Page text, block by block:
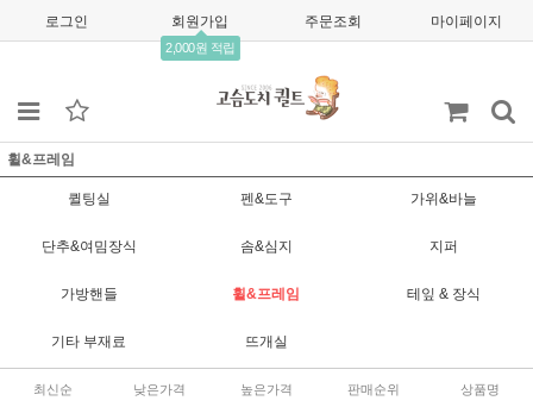
로그인 회원가입
2,000원 적립
주문조회 마이페이지
휠&프레임
퀼팅실 펜&도구 가위&바늘
단추&여밈장식 솜&심지 지퍼
가방핸들 휠&프레임 테잎 & 장식
기타 부재료 뜨개실
최신순 낮은가격 높은가격 판매순위 상품명